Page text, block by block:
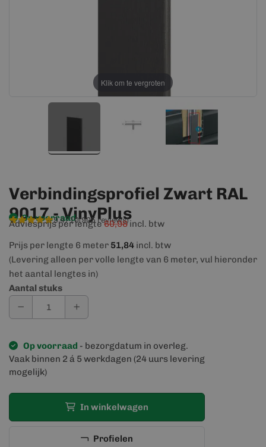
Klik om te vergroten
Verbindingsprofiel Zwart RAL
9017 - VinyPlus
Op voorraad
9,4/10(905 reviews)
Adviesprijs per lengte60,98incl. btw
Prijs per lengte 6 meter 51,84 incl. btw
(Levering alleen per volle lengte van 6 meter, vul hieronder
het aantal lengtes in)
Aantal stuks
Op voorraad - bezorgdatum in overleg.
Vaak binnen 2 á 5 werkdagen (24 uurs levering
mogelijk)
In winkelwagen
Profielen